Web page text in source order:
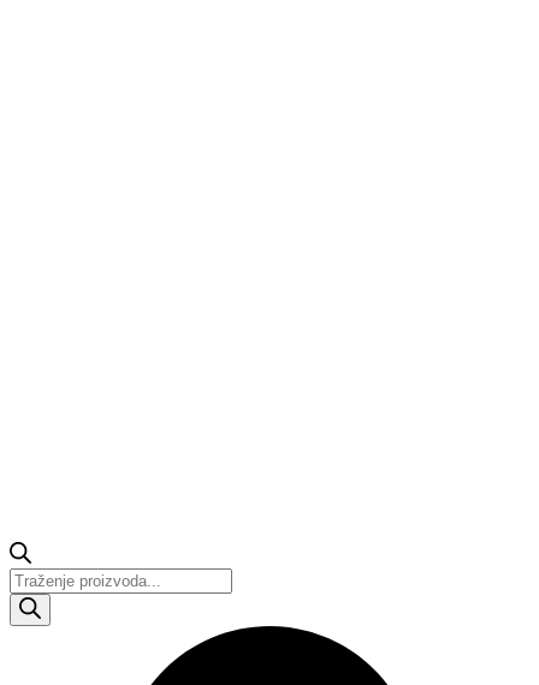
Products
search